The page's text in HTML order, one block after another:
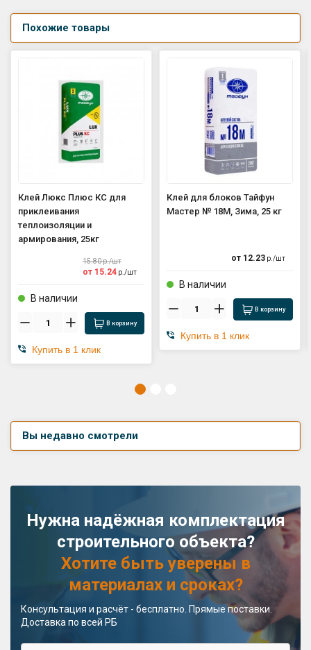
Похожие товары
Клей Люкс Плюс КС для
приклеивания
теплоизоляции и
армирования, 25кг
15.80р./шт
от 15.24 р./шт
В наличии
В корзину
Купить в 1 клик
Клей для блоков Тайфун
Мастер № 18М, Зима, 25 кг
от 12.23 р./шт
В наличии
В корзину
Купить в 1 клик
Вы недавно смотрели
Нужна надёжная комплектация
строительного объекта?
Хотите быть уверены в
материалах и сроках?
Консультация и расчёт - бесплатно. Прямые поставки.
Доставка по всей РБ